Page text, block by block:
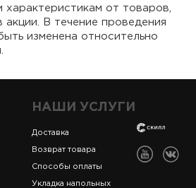
характеристикам от товаров,
акции. В течение проведения
изменена относительно
НАШИ УСЛУГИ
Доставка
Возврат товара
Способы оплаты
Укладка напольных